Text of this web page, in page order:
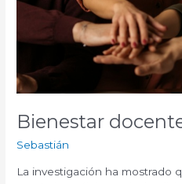
Bienestar
Sebastián
La investigación ha mostrado